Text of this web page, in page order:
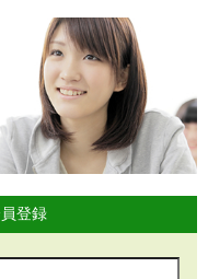
登録